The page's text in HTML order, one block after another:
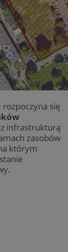
się
infrastrukturą
zasobów
którym